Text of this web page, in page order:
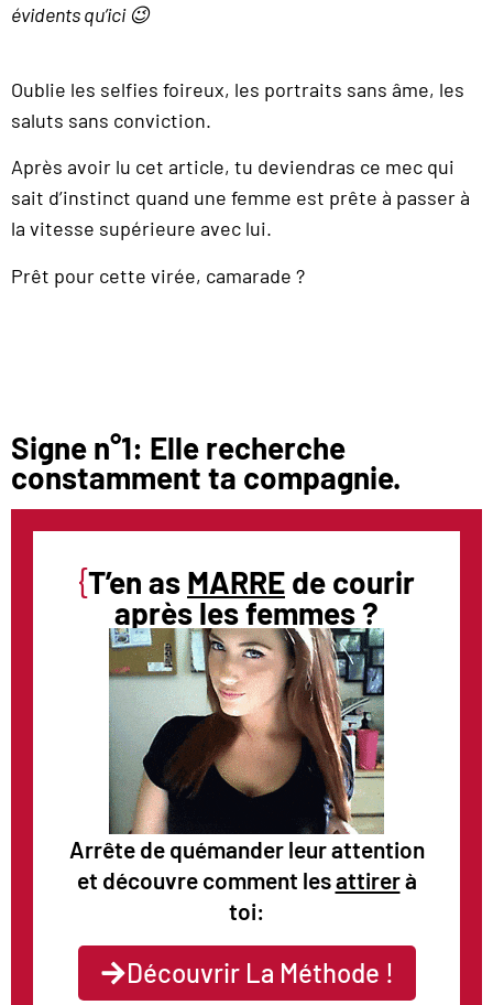
évidents qu’ici 😉
Oublie les selfies foireux, les portraits sans âme, les
saluts sans conviction.
Après avoir lu cet article, tu deviendras ce mec qui
sait d’instinct quand une femme est prête à passer à
la vitesse supérieure avec lui.
Prêt pour cette virée, camarade ?
Signe n°1: Elle recherche
constamment ta compagnie.
{T’en as MARRE de courir
après les femmes ?
Arrête de quémander leur attention
et découvre comment lesattirerà
toi:
Découvrir La Méthode !